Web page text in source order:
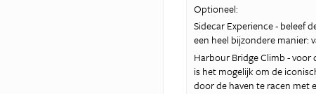
Optioneel:
Sidecar Experience - beleef
een heel bijzondere manier:
Harbour Bridge Climb - voor
is het mogelijk om de
door de haven te racen met